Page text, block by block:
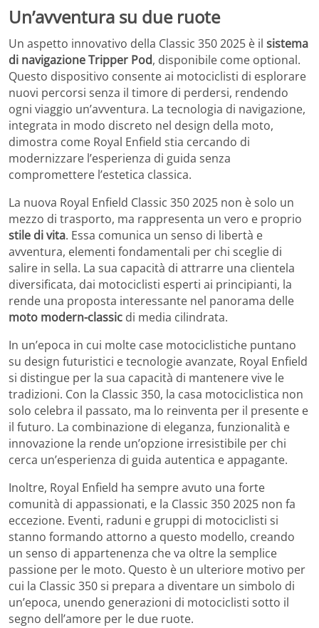
Un’avventura su due ruote
Un aspetto innovativo della Classic 350 2025 è il sistema
di navigazione Tripper Pod, disponibile come optional.
Questo dispositivo consente ai motociclisti di esplorare
nuovi percorsi senza il timore di perdersi, rendendo
ogni viaggio un’avventura. La tecnologia di navigazione,
integrata in modo discreto nel design della moto,
dimostra come Royal Enfield stia cercando di
modernizzare l’esperienza di guida senza
compromettere l’estetica classica.
La nuova Royal Enfield Classic 350 2025 non è solo un
mezzo di trasporto, ma rappresenta un vero e proprio
stile di vita. Essa comunica un senso di libertà e
avventura, elementi fondamentali per chi sceglie di
salire in sella. La sua capacità di attrarre una clientela
diversificata, dai motociclisti esperti ai principianti, la
rende una proposta interessante nel panorama delle
moto modern-classic di media cilindrata.
In un’epoca in cui molte case motociclistiche puntano
su design futuristici e tecnologie avanzate, Royal Enfield
si distingue per la sua capacità di mantenere vive le
tradizioni. Con la Classic 350, la casa motociclistica non
solo celebra il passato, ma lo reinventa per il presente e
il futuro. La combinazione di eleganza, funzionalità e
innovazione la rende un’opzione irresistibile per chi
cerca un’esperienza di guida autentica e appagante.
Inoltre, Royal Enfield ha sempre avuto una forte
comunità di appassionati, e la Classic 350 2025 non fa
eccezione. Eventi, raduni e gruppi di motociclisti si
stanno formando attorno a questo modello, creando
un senso di appartenenza che va oltre la semplice
passione per le moto. Questo è un ulteriore motivo per
cui la Classic 350 si prepara a diventare un simbolo di
un’epoca, unendo generazioni di motociclisti sotto il
segno dell’amore per le due ruote.